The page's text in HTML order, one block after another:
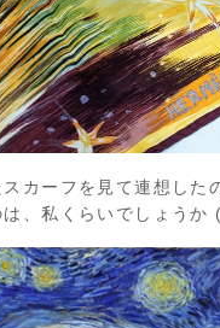
カーフを見て連想した
、私くらいでしょうか